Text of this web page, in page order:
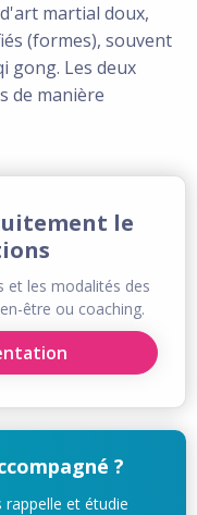
martial doux,
(formes), souvent
gong. Les deux
de manière
le
et les modalités des
être ou coaching.
?
rappelle et étudie